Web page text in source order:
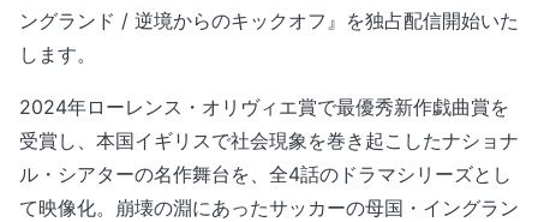
ングランド / 逆境からのキックオフ』を独占配信開始いた
します。
2024年ローレンス・オリヴィエ賞で最優秀新作戯曲賞を
受賞し、本国イギリスで社会現象を巻き起こしたナショナ
ル・シアターの名作舞台を、全4話のドラマシリーズとし
て映像化。崩壊の淵にあったサッカーの母国・イングラン